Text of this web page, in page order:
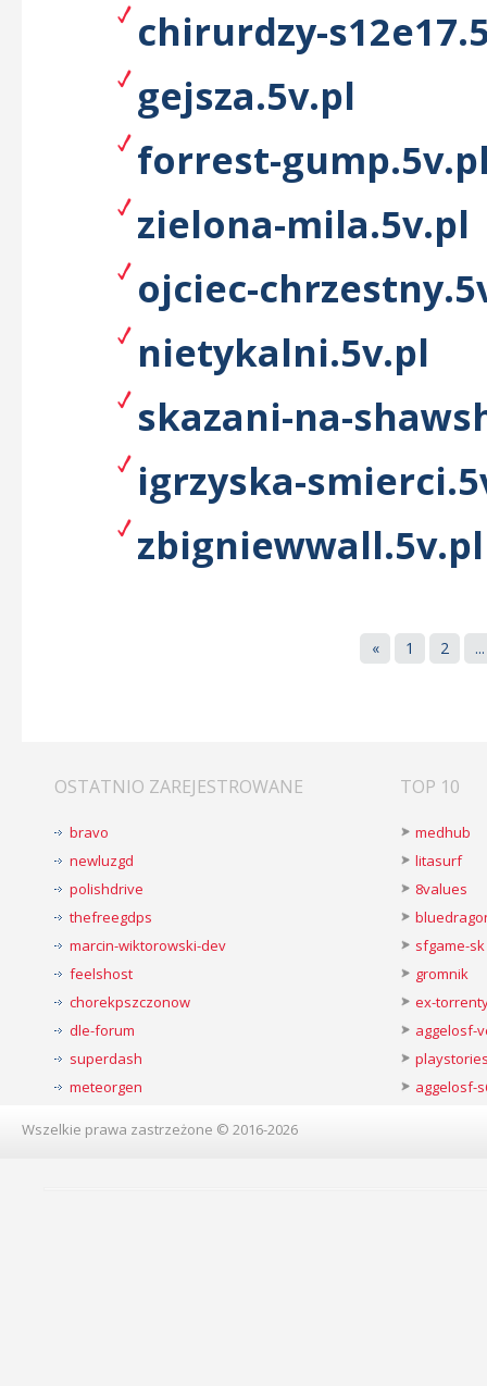
chirurdzy-
gejsza.5v.pl
forrest-
zielona-mila.5v.pl
ojciec-
nietykalni.5v.pl
skazani-na-
igrzyska-
zbigniewwall.5v.pl
« 1 2 ...
OSTATNIO ZAREJESTROWANE
bravo
newluzgd
polishdrive
thefreegdps
marcin-wiktorowski-dev
feelshost
chorekpszczonow
dle-forum
superdash
meteorgen
TOP 10
medhub
litasurf
8values
sfgame-sk
gromnik
ex-
aggelosf-
aggelosf-
Wszelkie prawa zastrzeżone © 2016-2026